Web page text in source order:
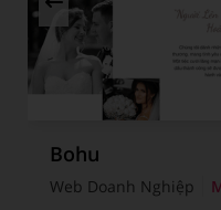
Bohu
Web Doanh Nghiệp